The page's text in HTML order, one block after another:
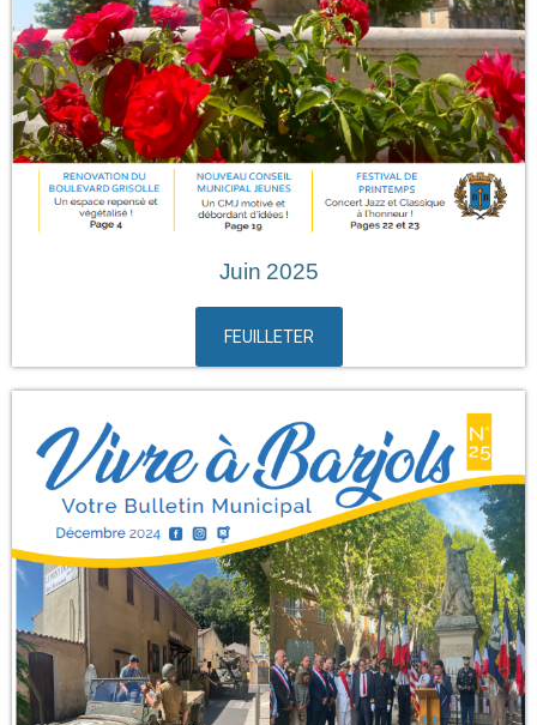
Juin 2025
FEUILLETER